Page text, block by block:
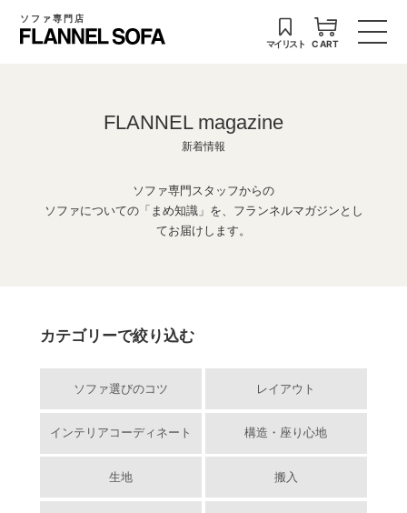
ソファ専門店
マイリスト CART
FLANNEL magazine
新着情報
ソファ専門スタッフからの
ソファについての「まめ知識」を、フランネルマガジンとし
てお届けします。
カテゴリーで絞り込む
ソファ選びのコツ レイアウト
インテリアコーディネート 構造・座り心地
生地 搬入